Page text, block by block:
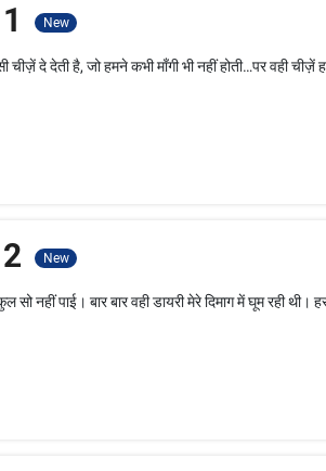
New
दे देती है, जो हमने कभी माँगी भी नहीं होती…पर वही चीज़ें
New
नहीं पाई। बार बार वही डायरी मेरे दिमाग में घूम रही थी।